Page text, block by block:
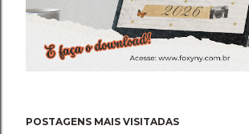
POSTAGENS MAIS VISITADAS